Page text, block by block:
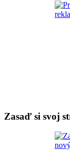
Zasaď si svoj